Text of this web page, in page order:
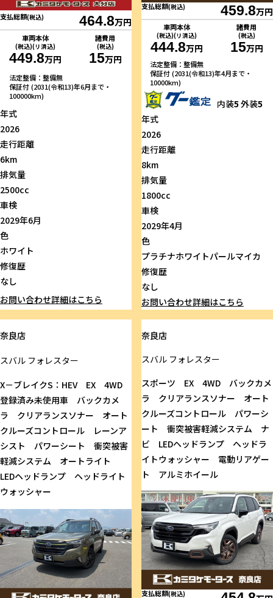
支払総額(税込) 464.8万円
車両本体
(税込)(リ済込)
449.8万円
諸費用
(税込)
15万円
法定整備：整備無
保証付 (2031(令和13)年6月まで・
100000km)
年式
2026
走行距離
6km
排気量
2500cc
車検
2029年6月
色
ホワイト
修復歴
なし
お問い合わせ詳細はこちら
支払総額(税込) 459.8万円
車両本体
(税込)(リ済込)
444.8万円
諸費用
(税込)
15万円
法定整備：整備無
保証付 (2031(令和13)年4月まで・
10000km)
内装5 外装5
年式
2026
走行距離
8km
排気量
1800cc
車検
2029年4月
色
プラチナホワイトパールマイカ
修復歴
なし
お問い合わせ詳細はこちら
奈良店
スバル フォレスター
X－ブレイクS：HEV EX 4WD
登録済み未使用車 バックカメ
ラ クリアランスソナー オート
クルーズコントロール レーンア
シスト パワーシート 衝突被害
軽減システム オートライト
LEDヘッドランプ ヘッドライト
ウォッシャー
奈良店
スバルフォレスター
スポーツ EX 4WD バックカメ
ラ クリアランスソナー オート
クルーズコントロール パワーシ
ート 衝突被害軽減システム ナ
ビ LEDヘッドランプ ヘッドラ
イトウォッシャー 電動リアゲー
ト アルミホイール
支払総額(税込)